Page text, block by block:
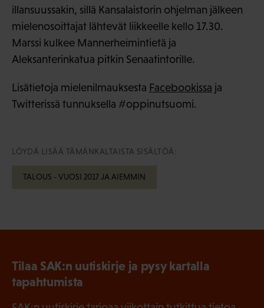
illansuussakin, sillä Kansalaistorin ohjelman jälkeen
mielenosoittajat lähtevät liikkeelle kello 17.30.
Marssi kulkee Mannerheimintietä ja
Aleksanterinkatua pitkin Senaatintorille.
Lisätietoja mielenilmauksesta Facebookissa ja
Twitterissä tunnuksella #oppinutsuomi.
LÖYDÄ LISÄÄ TÄMÄNKALTAISTA SISÄLTÖÄ:
TALOUS - VUOSI 2017 JA AIEMMIN
Tilaa SAK:n uutiskirje ja pysy kartalla
tapahtumista